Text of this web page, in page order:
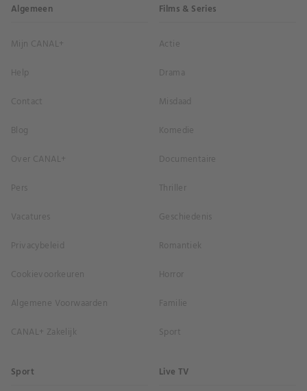
Algemeen
Mijn CANAL+
Help
Contact
Blog
Over CANAL+
Pers
Vacatures
Privacybeleid
Cookievoorkeuren
Algemene Voorwaarden
CANAL+ Zakelijk
Films & Series
Actie
Drama
Misdaad
Komedie
Documentaire
Thriller
Geschiedenis
Romantiek
Horror
Familie
Sport
Sport Live TV